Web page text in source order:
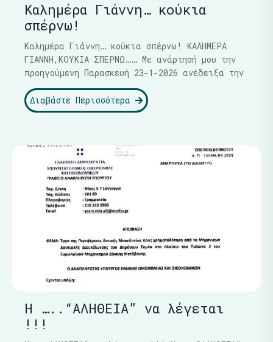
Καλημέρα Γιάννη… κούκια
σπέρνω!
Καλημέρα Γιάννη… κούκια σπέρνω! ΚΑΛΗΜΕΡΑ
ΓΙΑΝΝΗ,ΚΟΥΚΙΑ ΣΠΕΡΝΩ…… Με ανάρτησή μου την
προηγούμενη Παρασκευή 23-1-2026 ανέδειξα την
Διαβάστε Περισσότερα
Η …..“ΑΛΗΘΕΙΑ” να λέγεται
!!!